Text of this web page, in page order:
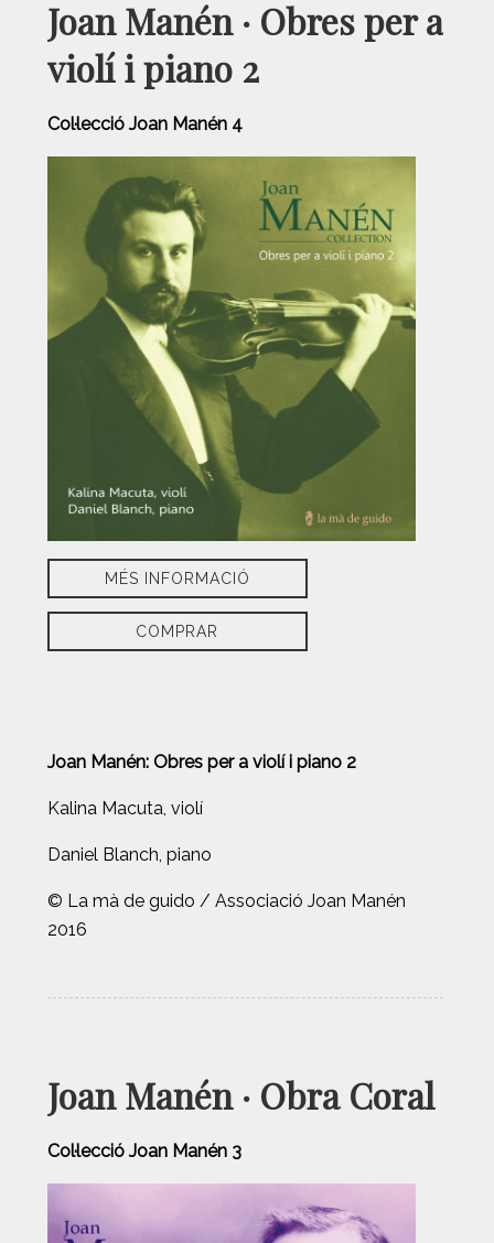
Joan Manén · Obres per a
violí i piano 2
Col·lecció Joan Manén 4
MÉS INFORMACIÓ
COMPRAR
Joan Manén: Obres per a violí i piano 2
Kalina Macuta, violí
Daniel Blanch, piano
© La mà de guido / Associació Joan Manén
2016
Joan Manén · Obra Coral
Col·lecció Joan Manén 3